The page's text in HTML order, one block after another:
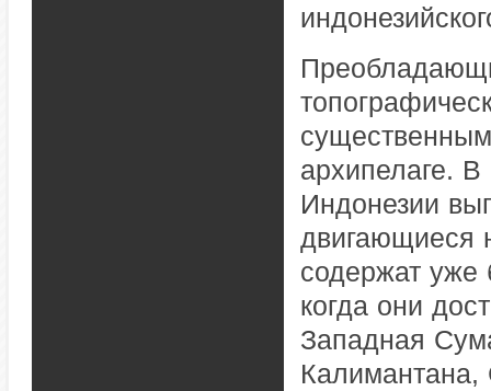
архипелаге.
Индонезии
двигающиеся
содержат уже
когда они
Западная
Калимантана,